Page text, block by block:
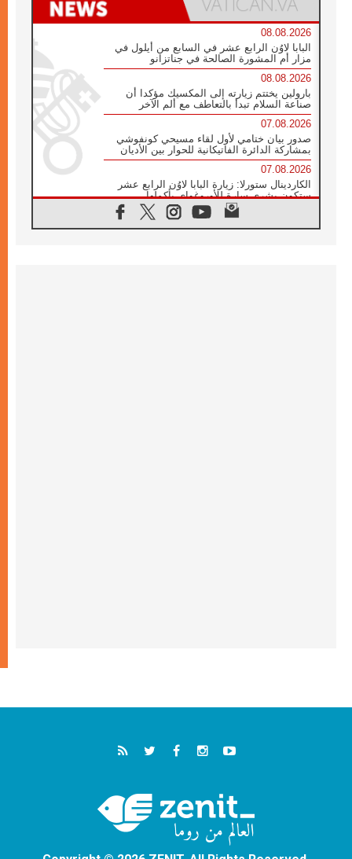
08.08.2026
البابا لاوُن الرابع عشر في السابع من أيلول في
مزار أم المشورة الصالحة في جناتزانو
08.08.2026
بارولين يختتم زيارته إلى المكسيك مؤكدا أن
صناعة السلام تبدأ بالتعاطف مع ألم الآخر
07.08.2026
صدور بيان ختامي لأول لقاء مسيحي كونفوشي
بمشاركة الدائرة الفاتيكانية للحوار بين الأديان
07.08.2026
الكاردينال ستورلا: زيارة البابا لاوُن الرابع عشر
ستكون بشرى سارة للأوروغواي بأكملها
الفاتيكان يعلن برنامج الزيارة الرسولية للبابا لاوُن